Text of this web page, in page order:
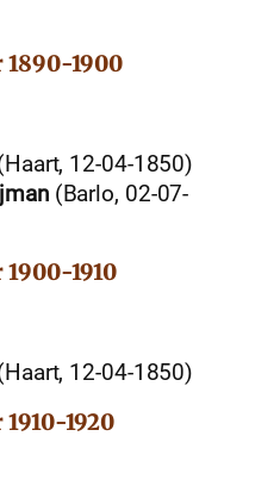
1900
12-04-1850)
(Barlo, 02-07-
1910
12-04-1850)
1920